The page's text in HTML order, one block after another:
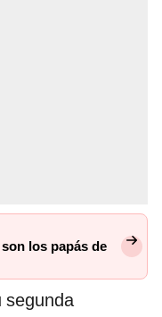
los papás de
segunda